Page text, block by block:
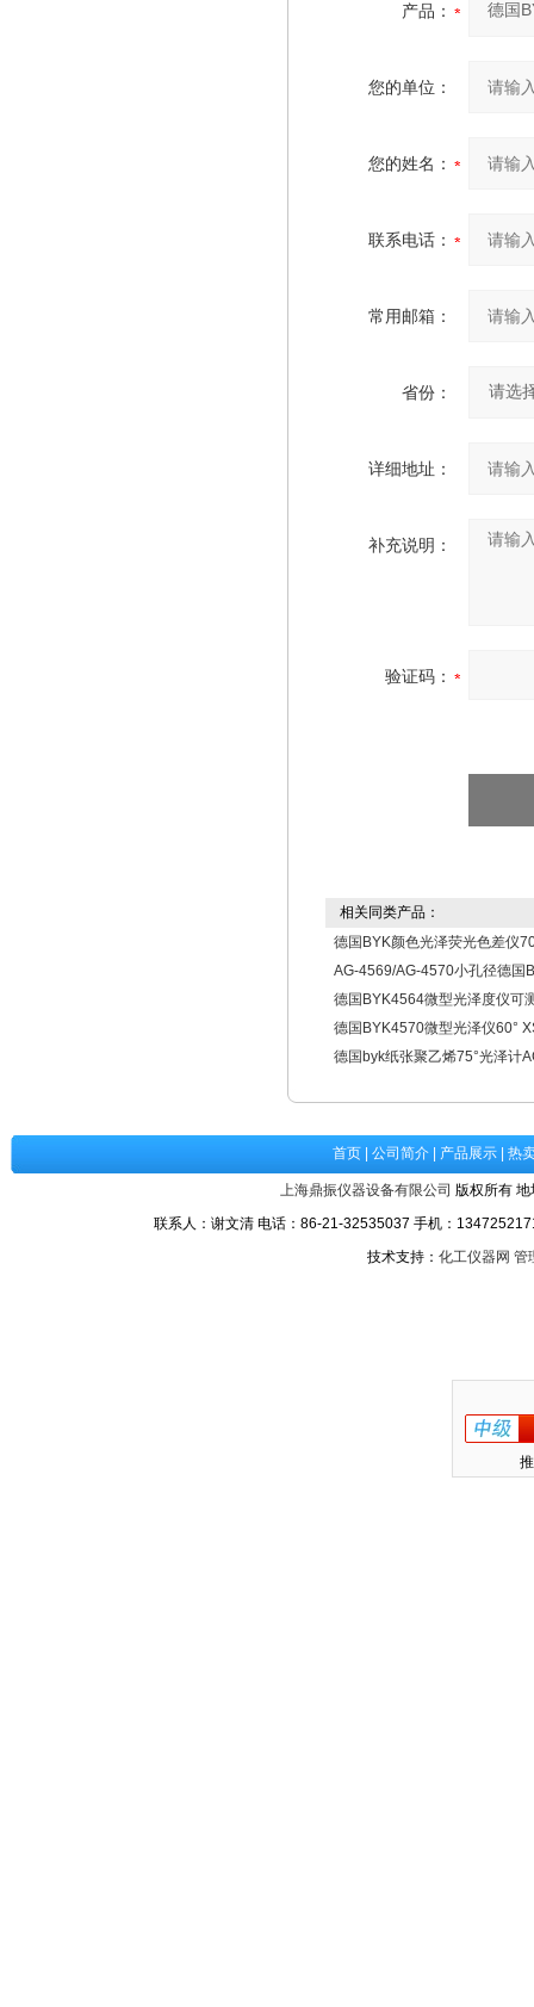
产品：
您的单位：
您的姓名：
联系电话：
常用邮箱：
省份：
详细地址：
补充说明：
验证码：
相关同类产品：
德国BYK颜色光泽荧光色差仪
AG-4569/AG-4570小孔径德国
德国BYK4564微型光泽度仪可
德国BYK4570微型光泽仪60°
德国byk纸张聚乙烯75°光泽计
首页| 公司简介| 产品展示| 热
上海鼎振仪器设备有限公司 版权所有
联系人：谢文清 电话：86-21-32535037 手机：
技术支持： 化工仪器网 管